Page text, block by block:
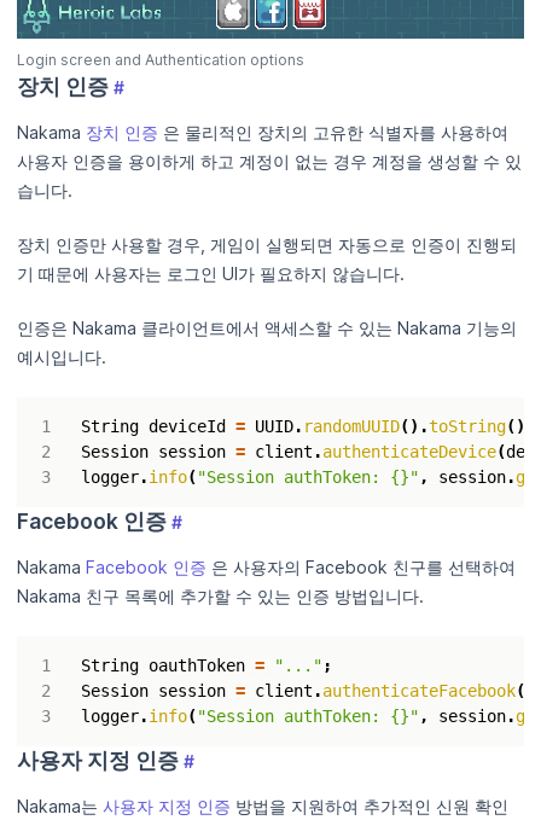
Login screen and Authentication options
장치 인증 #
Nakama 장치 인증 은 물리적인 장치의 고유한 식별자를 사용하여
사용자 인증을 용이하게 하고 계정이 없는 경우 계정을 생성할 수 있
습니다.
장치 인증만 사용할 경우, 게임이 실행되면 자동으로 인증이 진행되
기 때문에 사용자는 로그인 UI가 필요하지 않습니다.
인증은 Nakama 클라이언트에서 액세스할 수 있는 Nakama 기능의
예시입니다.
3
String deviceId = UUID. randomUUID().toString();
Session session = client .authenticateDevice(
logger.info("Session authToken: {}" , session.
Facebook 인증 #
Nakama Facebook 인증 은 사용자의 Facebook 친구를 선택하여
Nakama 친구 목록에 추가할 수 있는 인증 방법입니다.
3
String oauthToken = "..." ;
Session session = client .authenticateFacebook(
logger.info("Session authToken: {}" , session.
사용자 지정 인증 #
Nakama는 사용자 지정 인증 방법을 지원하여 추가적인 신원 확인